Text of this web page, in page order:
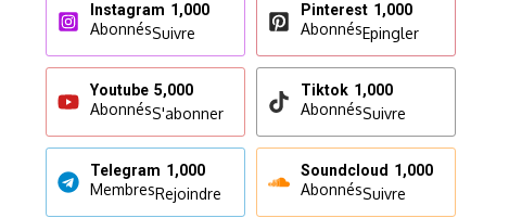
Instagram 1,000
AbonnésSuivre
Pinterest 1,000
AbonnésEpingler
Youtube 5,000
AbonnésS'abonner
Tiktok 1,000
AbonnésSuivre
Telegram 1,000
MembresRejoindre
Soundcloud 1,000
AbonnésSuivre